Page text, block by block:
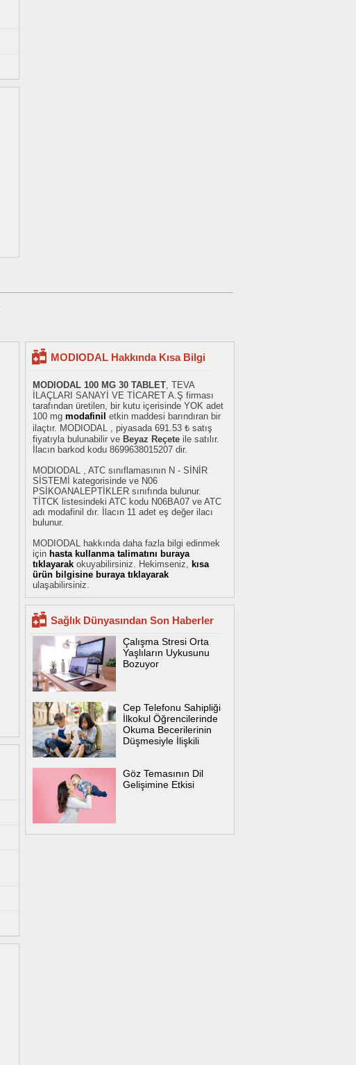
MODIODAL Hakkında Kısa Bilgi
MODIODAL 100 MG 30 TABLET, TEVA
İLAÇLARI SANAYİ VE TİCARET A.Ş firması
tarafından üretilen, bir kutu içerisinde YOK adet
100 mg modafinil etkin maddesi barındıran bir
ilaçtır. MODIODAL , piyasada 691.53 ₺ satış
fiyatıyla bulunabilir ve Beyaz Reçete ile satılır.
İlacın barkod kodu 8699638015207 dir.
MODIODAL , ATC sınıflamasının N - SİNİR
SİSTEMİ kategorisinde ve N06
PSİKOANALEPTİKLER sınıfında bulunur.
TİTCK listesindeki ATC kodu N06BA07 ve ATC
adı modafinil dır. İlacın 11 adet eş değer ilacı
bulunur.
MODIODAL hakkında daha fazla bilgi edinmek
için hasta kullanma talimatını buraya
tıklayarak okuyabilirsiniz. Hekimseniz, kısa
ürün bilgisine buraya tıklayarak
ulaşabilirsiniz.
Sağlık Dünyasından Son Haberler
Çalışma Stresi Orta
Yaşlıların Uykusunu
Bozuyor
Cep Telefonu Sahipliği
İlkokul Öğrencilerinde
Okuma Becerilerinin
Düşmesiyle İlişkili
Göz Temasının Dil
Gelişimine Etkisi